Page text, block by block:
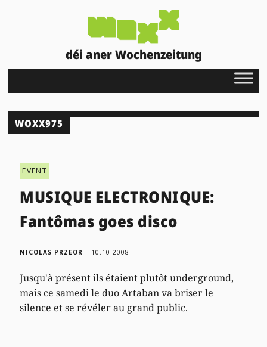
déi aner Wochenzeitung
WOXX975
EVENT
MUSIQUE ELECTRONIQUE:
Fantômas goes disco
NICOLAS PRZEOR 10.10.2008
Jusqu'à présent ils étaient plutôt underground,
mais ce samedi le duo Artaban va briser le
silence et se révéler au grand public.